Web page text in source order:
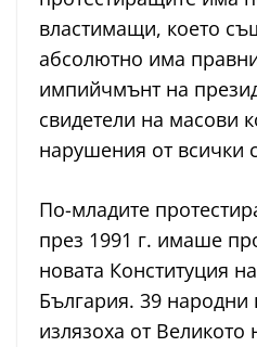
властимащи, което
абсолютно има
импийчмънт на
свидетели на масови
нарушения от всички
По-младите
през 1991 г. имаше
новата Конституция
България. 39 народни
излязоха от